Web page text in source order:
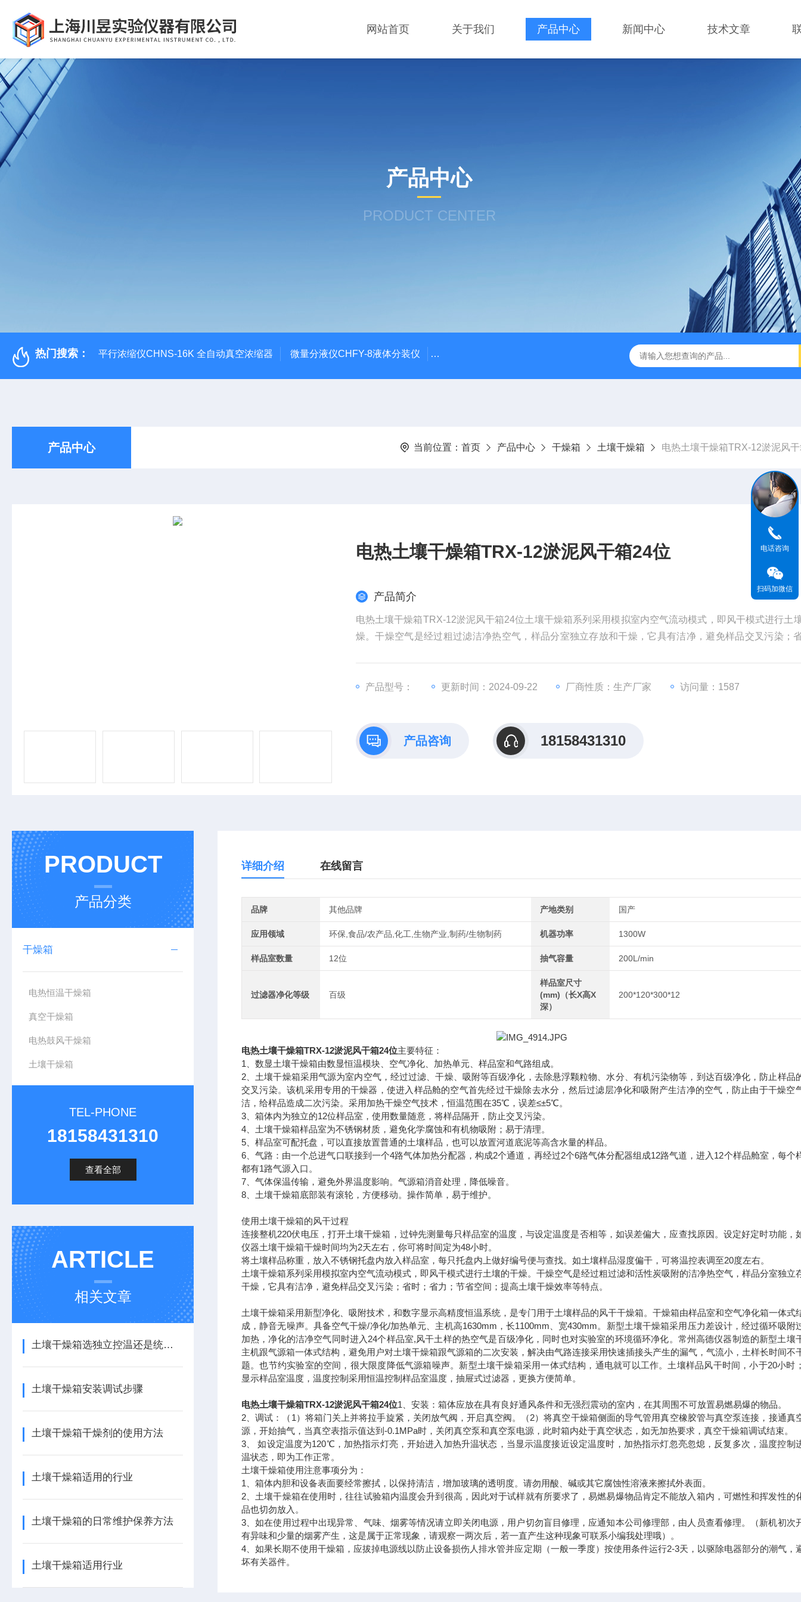
网站首页 关于我们 产品中心 新闻中心 技术文章
产品中心
PRODUCT CENTER
热门搜索： 平行浓缩仪CHNS-16K 全自动真空浓缩器 微量分液仪CHFY-8液体分装仪 全自动放射性水样蒸发浓缩赶酸仪ZDGS-8 厌氧手套箱YQX-I半自动厌氧培养箱
产品中心 当前位置： 首页 产品中心 干燥箱 土壤干燥箱 电热土壤干燥箱TRX-12淤泥风
电热土壤干燥箱TRX-12淤泥风干箱24位
产品简介
电热土壤干燥箱TRX-12淤泥风干箱24位土壤干燥箱系列采用模拟室内空气流动模式，即风干模式进行土
燥。干燥空气是经过粗过滤洁净热空气，样品分室独立存放和干燥，它具有洁净，避免样品交叉污染；
产品型号： 更新时间：2024-09-22 厂商性质：生产厂家 访问量：1587
产品咨询 18158431310
PRODUCT
产品分类
干燥箱
电热恒温干燥箱
真空干燥箱
电热鼓风干燥箱
土壤干燥箱
TEL-PHONE
18158431310
查看全部
ARTICLE
相关文章
土壤干燥箱选独立控温还是统一控温的
土壤干燥箱安装调试步骤
土壤干燥箱干燥剂的使用方法
土壤干燥箱适用的行业
土壤干燥箱的日常维护保养方法
土壤干燥箱适用行业
详细介绍 在线留言
品牌 其他品牌 产地类别 国产
应用领域 环保,食品/农产品,化工,生物产业,制药/生物制药 机器功率 1300W
样品室数量 12位 抽气容量 200L/min
过滤器净化等级 百级
样品室尺寸
(mm)（长X高X
深）
200*120*300*12
电热土壤干燥箱TRX-12淤泥风干箱24位主要特征：
1、数显土壤干燥箱由数显恒温模块、空气净化、加热单元、样品室和气路组成。
2、土壤干燥箱采用气源为室内空气，经过过滤、干燥、吸附等百级净化，去除悬浮颗粒物、水分、有机污染物等，到达百级净化，防止样品
交叉污染。该机采用专用的干燥器，使进入样品舱的空气首先经过干燥除去水分，然后过滤层净化和吸附产生洁净的空气，防止由于干燥空
洁，给样品造成二次污染。采用加热干燥空气技术，恒温范围在35℃，误差≤±5℃。
3、箱体内为独立的12位样品室，使用数量随意，将样品隔开，防止交叉污染。
4、土壤干燥箱样品室为不锈钢材质，避免化学腐蚀和有机物吸附；易于清理。
5、样品室可配托盘，可以直接放置普通的土壤样品，也可以放置河道底泥等高含水量的样品。
6、气路：由一个总进气口联接到一个4路气体加热分配器，构成2个通道，再经过2个6路气体分配器组成12路气道，进入12个样品舱室，每个
都有1路气源入口。
7、气体保温传输，避免外界温度影响。气源箱消音处理，降低噪音。
8、土壤干燥箱底部装有滚轮，方便移动。操作简单，易于维护。
使用土壤干燥箱的风干过程
连接整机220伏电压，打开土壤干燥箱，过钟先测量每只样品室的温度，与设定温度是否相等，如误差偏大，应查找原因。设定好定时功能，
仪器土壤干燥箱干燥时间均为2天左右，你可将时间定为48小时。
将土壤样品称重，放入不锈钢托盘内放入样品室，每只托盘内上做好编号便与查找。如土壤样品湿度偏干，可将温控表调至20度左右。
土壤干燥箱系列采用模拟室内空气流动模式，即风干模式进行土壤的干燥。干燥空气是经过粗过滤和活性炭吸附的洁净热空气，样品分室独立
干燥，它具有洁净，避免样品交叉污染；省时；省力；节省空间；提高土壤干燥效率等特点。
土壤干燥箱采用新型净化、吸附技术，和数字显示高精度恒温系统，是专门用于土壤样品的风干干燥箱。干燥箱由样品室和空气净化箱一体式
成，静音无噪声。具备空气干燥/净化/加热单元、主机高1630mm，长1100mm、宽430mm。新型土壤干燥箱采用压力差设计，经过循环吸附
加热，净化的洁净空气同时进入24个样品室,风干土样的热空气是百级净化，同时也对实验室的环境循环净化。常州高德仪器制造的新型土壤
主机跟气源箱一体式结构，避免用户对土壤干燥箱跟气源箱的二次安装，解决由气路连接采用快速插接头产生的漏气，气流小，土样长时间不
题。也节约实验室的空间，很大限度降低气源箱噪声。新型土壤干燥箱采用一体式结构，通电就可以工作。土壤样品风干时间，小于20小时
显示样品室温度，温度控制采用恒温控制样品室温度，抽屉式过滤器，更换方便简单。
电热土壤干燥箱TRX-12淤泥风干箱24位1、安装：箱体应放在具有良好通风条件和无强烈震动的室内，在其周围不可放置易燃易爆的物品。
2、调试：（1）将箱门关上并将拉手旋紧，关闭放气阀，开启真空阀。（2）将真空干燥箱侧面的导气管用真空橡胶管与真空泵连接，接通真
源，开始抽气，当真空表指示值达到-0.1MPa时，关闭真空泵和真空泵电源，此时箱内处于真空状态，如无加热要求，真空干燥箱调试结束。
3、 如设定温度为120℃，加热指示灯亮，开始进入加热升温状态，当显示温度接近设定温度时，加热指示灯忽亮忽熄，反复多次，温度控制
温状态，即为工作正常。
土壤干燥箱使用注意事项分为：
1、箱体内胆和设备表面要经常擦拭，以保持清洁，增加玻璃的透明度。请勿用酸、碱或其它腐蚀性溶液来擦拭外表面。
2、土壤干燥箱在使用时，往往试验箱内温度会升到很高，因此对于试样就有所要求了，易燃易爆物品肯定不能放入箱内，可燃性和挥发性的
品也切勿放入。
3、如在使用过程中出现异常、气味、烟雾等情况请立即关闭电源，用户切勿盲目修理，应通知本公司修理部，由人员查看修理。（新机初次
有异味和少量的烟雾产生，这是属于正常现象，请观察一两次后，若一直产生这种现象可联系小编我处理哦）。
4、如果长期不使用干燥箱，应拔掉电源线以防止设备损伤人排水管并应定期（一般一季度）按使用条件运行2-3天，以驱除电器部分的潮气，
坏有关器件。
电话咨询
扫码加微信